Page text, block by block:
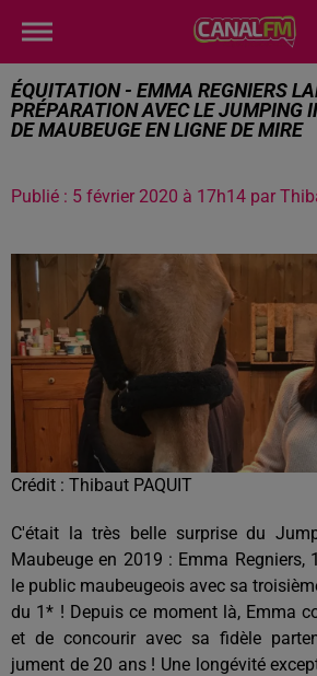
ÉQUITATION - EMMA REGNIERS
PRÉPARATION AVEC LE JUMPING
DE MAUBEUGE EN LIGNE DE MIRE
Publié : 5 février 2020 à 17h14 par
Crédit : Thibaut PAQUIT
C'était la très belle surprise du
Maubeuge en 2019 : Emma Regniers,
le public maubeugeois avec sa
du 1* ! Depuis ce moment là, Emma
et de concourir avec sa fidèle
jument de 20 ans ! Une longévité